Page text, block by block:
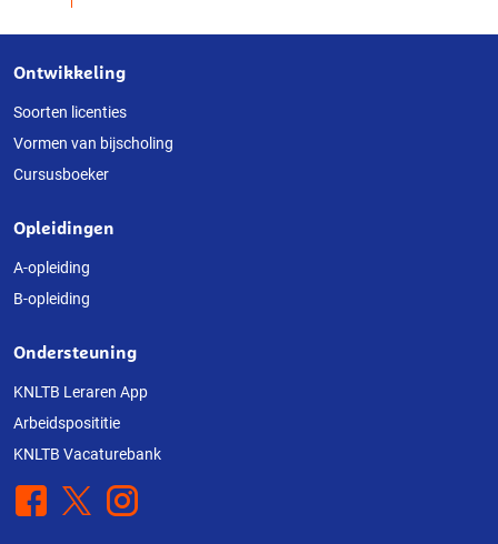
Over
deze
website
Ontwikkeling
Soorten licenties
Vormen van bijscholing
Cursusboeker
Opleidingen
A-opleiding
B-opleiding
Ondersteuning
KNLTB Leraren App
Arbeidsposititie
KNLTB Vacaturebank
Facebook
X Instagram